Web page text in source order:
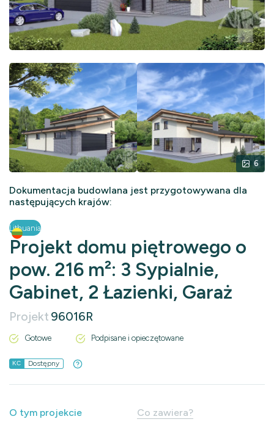
6
Dokumentacja budowlana jest przygotowywana dla
następujących krajów:
Lithuania
Projekt domu piętrowego o
pow. 216 m²: 3 Sypialnie,
Gabinet, 2 Łazienki, Garaż
Projekt 96016R
Gotowe Podpisane i opieczętowane
KC Dostępny
O tym projekcie Co zawiera?